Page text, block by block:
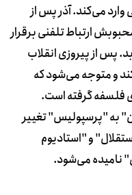
وارد می‌کند. آذر پس از
ارتباط تلفنی برقرار
پس از پیروزی انقلاب
و متوجه می‌شود که
فلسفه گرفته است.
به "پرسپولیس" تغییر
و "استادیوم
نامیده می‌شود.